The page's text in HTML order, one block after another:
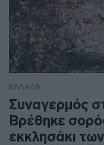
ΕΛΛΑΔΑ
Συναγερμός
Βρέθηκε
εκκλησάκι